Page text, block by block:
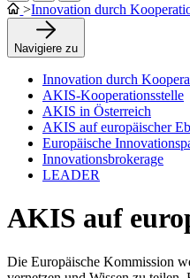
>Innovation durch
Navigiere zu
Innovation durch
AKIS-Kooperationsstelle
AKIS in Österreich
AKIS auf europäischer
Europäische
Innovationsbrokerage
LEADER
AKIS auf
Die Europäische Kommission